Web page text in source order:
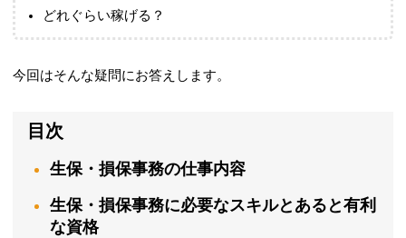
どれぐらい稼げる？
今回はそんな疑問にお答えします。
目次
生保・損保事務の仕事内容
生保・損保事務に必要なスキルとあると有利
な資格